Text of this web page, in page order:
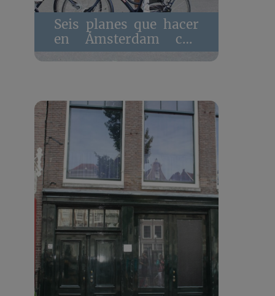
Seis planes que hacer
en Ámsterdam con
niños